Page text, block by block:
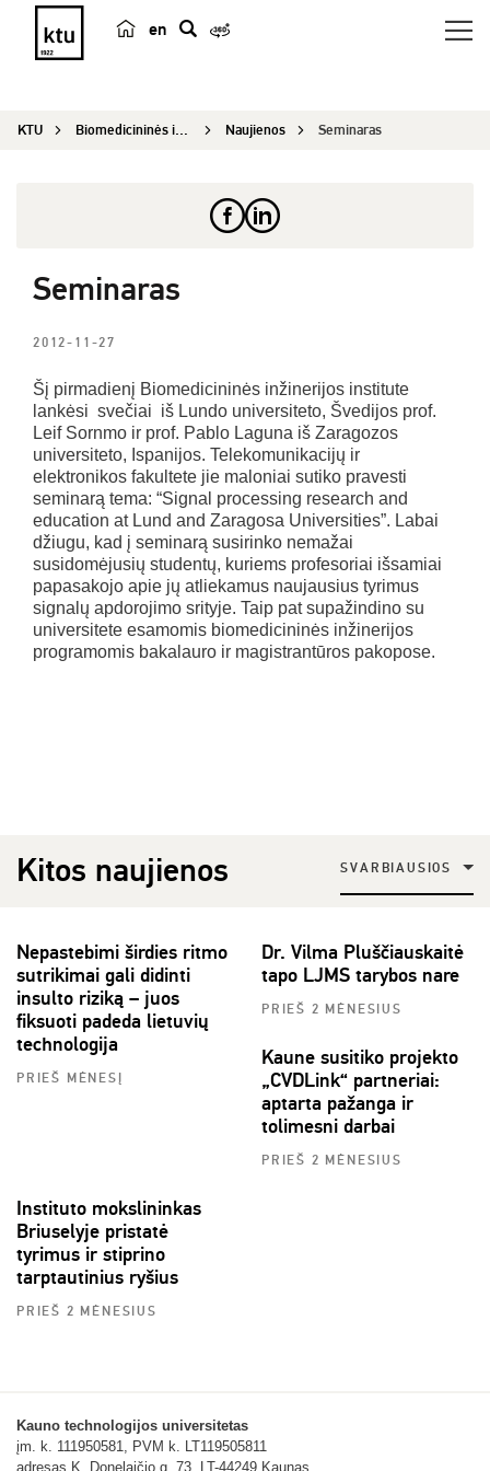
en
e
KTU Biomedicininės inžinerijos institutas Naujienos Seminaras
Seminaras
2012-11-27
Šį pirmadienį Biomedicininės inžinerijos institute
lankėsi svečiai iš Lundo universiteto, Švedijos prof.
Leif Sornmo ir prof. Pablo Laguna iš Zaragozos
universiteto, Ispanijos. Telekomunikacijų ir
elektronikos fakultete jie maloniai sutiko pravesti
seminarą tema: “Signal processing research and
education at Lund and Zaragosa Universities”. Labai
džiugu, kad į seminarą susirinko nemažai
susidomėjusių studentų, kuriems profesoriai išsamiai
papasakojo apie jų atliekamus naujausius tyrimus
signalų apdorojimo srityje. Taip pat supažindino su
universitete esamomis biomedicininės inžinerijos
programomis bakalauro ir magistrantūros pakopose.
Kitos naujienos SVARBIAUSIOS
Nepastebimi širdies ritmo
sutrikimai gali didinti
insulto riziką – juos
fiksuoti padeda lietuvių
technologija
PRIEŠ MĖNESĮ
Dr. Vilma Pluščiauskaitė
tapo LJMS tarybos nare
PRIEŠ 2 MĖNESIUS
Kaune susitiko projekto
„CVDLink“ partneriai:
aptarta pažanga ir
tolimesni darbai
PRIEŠ 2 MĖNESIUS
Instituto mokslininkas
Briuselyje pristatė
tyrimus ir stiprino
tarptautinius ryšius
PRIEŠ 2 MĖNESIUS
Kauno technologijos universitetas
įm. k. 111950581, PVM k. LT119505811
adresas K. Donelaičio g. 73, LT-44249 Kaunas